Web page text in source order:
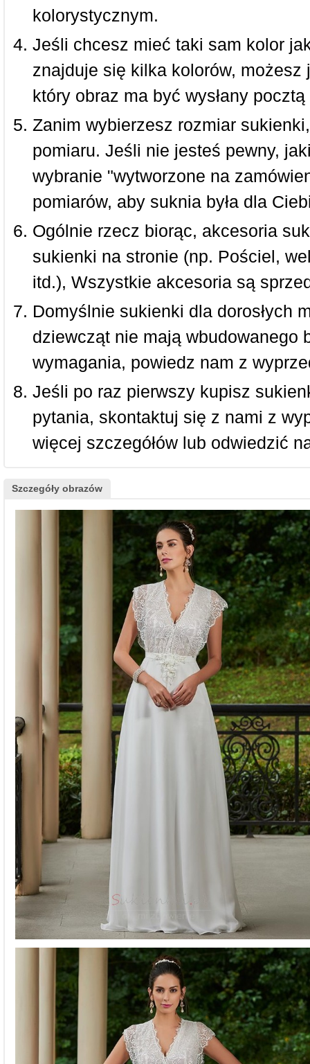
kolorystycznym.
Jeśli chcesz mieć taki sam kolor
znajduje się kilka kolorów,
który obraz ma być wysłany
Zanim wybierzesz rozmiar
pomiaru. Jeśli nie jesteś pewny,
wybranie "wytworzone na
pomiarów, aby suknia była dla
Ogólnie rzecz biorąc, akcesoria
sukienki na stronie (np. Pościel,
itd.), Wszystkie akcesoria są
Domyślnie sukienki dla dorosłych
dziewcząt nie mają
wymagania, powiedz nam z
Jeśli po raz pierwszy kupisz
pytania, skontaktuj się z nami z
więcej szczegółów lub odwiedzić
Szczegóły obrazów